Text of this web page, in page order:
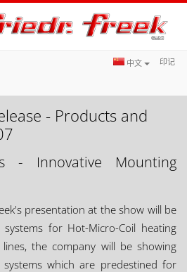
印记
中文
- Products and
- Innovative Mounting
presentation at the show will be
for Hot-Micro-Coil heating
the company will be showing
which are predestined for